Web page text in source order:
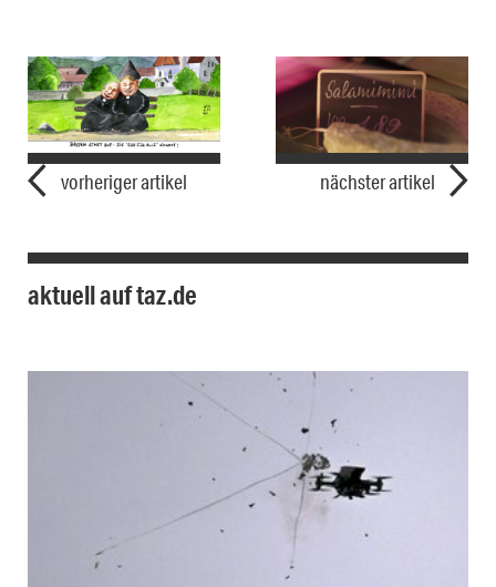
vorheriger artikel nächster artikel
aktuell auf taz.de